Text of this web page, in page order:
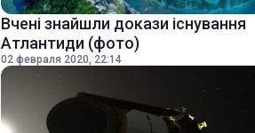
Вчені знайшли докази існування
Атлантиди (фото)
02 февраля 2020, 22:14